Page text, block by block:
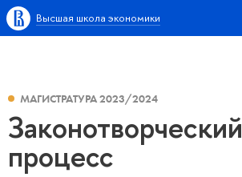
Высшая школа экономики
МАГИСТРАТУРА 2023/2024
Законотворческий
процесс